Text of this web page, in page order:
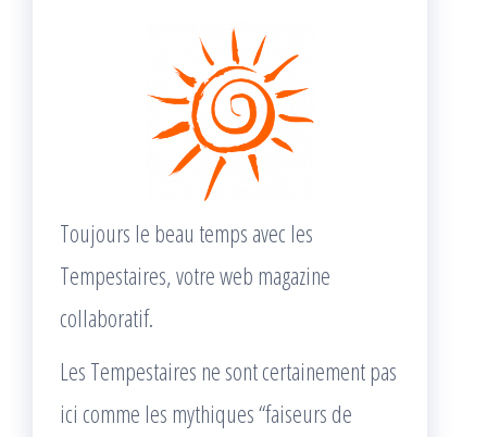
Toujours le beau temps avec les
Tempestaires, votre web magazine
collaboratif.
Les Tempestaires ne sont certainement pas
ici comme les mythiques “faiseurs de